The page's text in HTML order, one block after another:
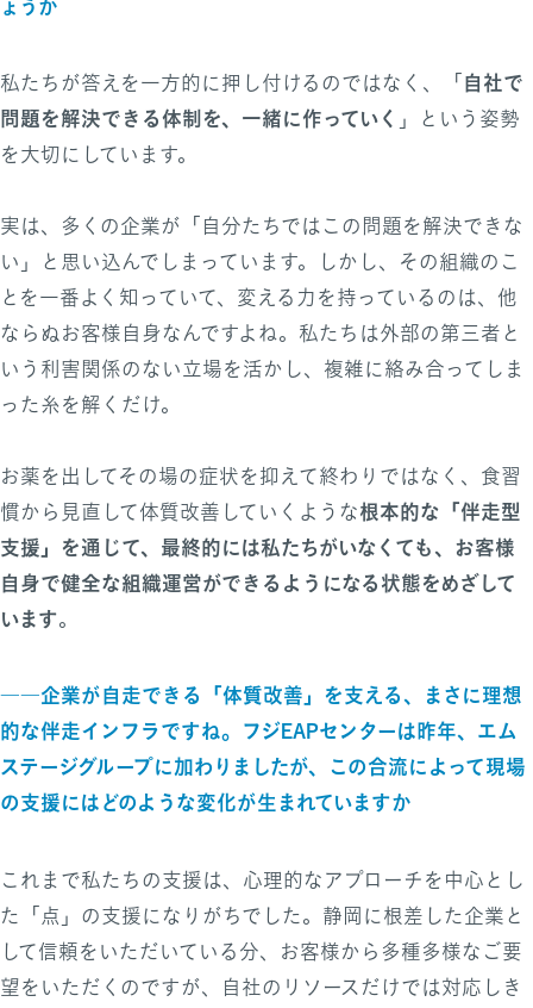
ょうか
私たちが答えを一方的に押し付けるのではなく、「 自社で
問題を解決できる体制を、一緒に作っていく 」という姿勢
を大切にしています。
実は、多くの企業が「自分たちではこの問題を解決できな
い」と思い込んでしまっています。しかし、その組織のこ
とを一番よく知っていて、変える力を持っているのは、他
ならぬお客様自身なんですよね。私たちは外部の第三者と
いう利害関係のない立場を活かし、複雑に絡み合ってしま
った糸を解くだけ。
お薬を出してその場の症状を抑えて終わりではなく、食習
慣から見直して体質改善していくような根本的な「伴走型
支援」を通じて、最終的には私たちがいなくても、お客様
自身で健全な組織運営ができるようになる状態をめざして
います。
――企業が自走できる「体質改善」を支える、まさに理想
的な伴走インフラですね。フジEAPセンターは昨年、エム
ステージグループに加わりましたが、この合流によって現場
の支援にはどのような変化が生まれていますか
これまで私たちの支援は、心理的なアプローチを中心とし
た「点」の支援になりがちでした。静岡に根差した企業と
して信頼をいただいている分、お客様から多種多様なご要
望をいただくのですが、自社のリソースだけでは対応しき